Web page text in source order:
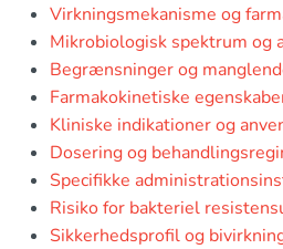
Virkningsmekanisme og
Mikrobiologisk spektrum og
Begrænsninger og
Farmakokinetiske
Kliniske indikationer og
Dosering og
Specifikke
Risiko for bakteriel
Sikkerhedsprofil og